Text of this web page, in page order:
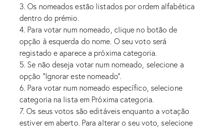
3. Os nomeados estão listados por ordem alfabética
dentro do prémio.
4. Para votar num nomeado, clique no botão de
opção à esquerda do nome. O seu voto será
registado e aparece a próxima categoria.
5. Se não deseja votar num nomeado, selecione a
opção “Ignorar este nomeado”.
6. Para votar num nomeado específico, selecione
categoria na lista em Próxima categoria.
7. Os seus votos são editáveis enquanto a votação
estiver em aberto. Para alterar o seu voto, selecione